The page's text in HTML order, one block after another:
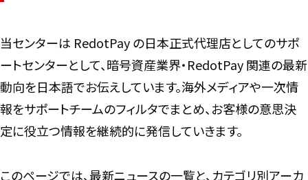
当センターは RedotPay の日本正式代理店としてのサポ
ートセンターとして、暗号資産業界・RedotPay 関連の最新
動向を日本語でお伝えしています。海外メディアや一次情
報をサポートチームのフィルタでまとめ、お客様の意思決
定に役立つ情報を継続的に発信していきます。
このページでは、最新ニュースの一覧と、カテゴリ別アーカ